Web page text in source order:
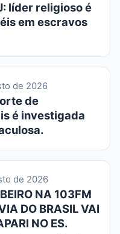
líder religioso é
em escravos
de 2026
de
é investigada
de 2026
NA 103FM
DO BRASIL VAI
NO ES.